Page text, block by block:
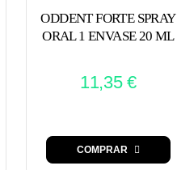
ODDENT FORTE SPRAY
ORAL 1 ENVASE 20 ML
11,35€
COMPRAR